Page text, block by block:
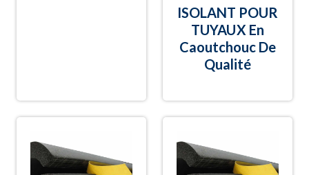
ISOLANT POUR
TUYAUX En
Caoutchouc De
Qualité